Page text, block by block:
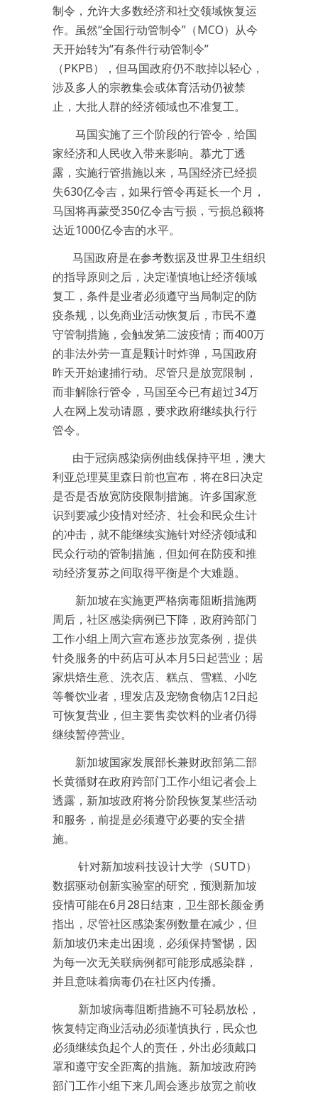
制令，允许大多数经济和社交领域恢复运
作。虽然“全国行动管制令”（MCO）从今
天开始转为“有条件行动管制令”
（PKPB），但马国政府仍不敢掉以轻心，
涉及多人的宗教集会或体育活动仍被禁
止，大批人群的经济领域也不准复工。
马国实施了三个阶段的行管令，给国
家经济和人民收入带来影响。慕尤丁透
露，实施行管措施以来，马国经济已经损
失630亿令吉，如果行管令再延长一个月，
马国将再蒙受350亿令吉亏损，亏损总额将
达近1000亿令吉的水平。
马国政府是在参考数据及世界卫生组织
的指导原则之后，决定谨慎地让经济领域
复工，条件是业者必须遵守当局制定的防
疫条规，以免商业活动恢复后，市民不遵
守管制措施，会触发第二波疫情；而400万
的非法外劳一直是颗计时炸弹，马国政府
昨天开始逮捕行动。尽管只是放宽限制，
而非解除行管令，马国至今已有超过34万
人在网上发动请愿，要求政府继续执行行
管令。
由于冠病感染病例曲线保持平坦，澳大
利亚总理莫里森日前也宣布，将在8日决定
是否是否放宽防疫限制措施。许多国家意
识到要减少疫情对经济、社会和民众生计
的冲击，就不能继续实施针对经济领域和
民众行动的管制措施，但如何在防疫和推
动经济复苏之间取得平衡是个大难题。
新加坡在实施更严格病毒阻断措施两
周后，社区感染病例已下降，政府跨部门
工作小组上周六宣布逐步放宽条例，提供
针灸服务的中药店可从本月5日起营业；居
家烘焙生意、洗衣店、糕点、雪糕、小吃
等餐饮业者，理发店及宠物食物店12日起
可恢复营业，但主要售卖饮料的业者仍得
继续暂停营业。
新加坡国家发展部长兼财政部第二部
长黄循财在政府跨部门工作小组记者会上
透露，新加坡政府将分阶段恢复某些活动
和服务，前提是必须遵守必要的安全措
施。
针对新加坡科技设计大学（SUTD）
数据驱动创新实验室的研究，预测新加坡
疫情可能在6月28日结束，卫生部长颜金勇
指出，尽管社区感染案例数量在减少，但
新加坡仍未走出困境，必须保持警惕，因
为每一次无关联病例都可能形成感染群，
并且意味着病毒仍在社区内传播。
新加坡病毒阻断措施不可轻易放松，
恢复特定商业活动必须谨慎执行，民众也
必须继续负起个人的责任，外出必须戴口
罩和遵守安全距离的措施。新加坡政府跨
部门工作小组下来几周会逐步放宽之前收